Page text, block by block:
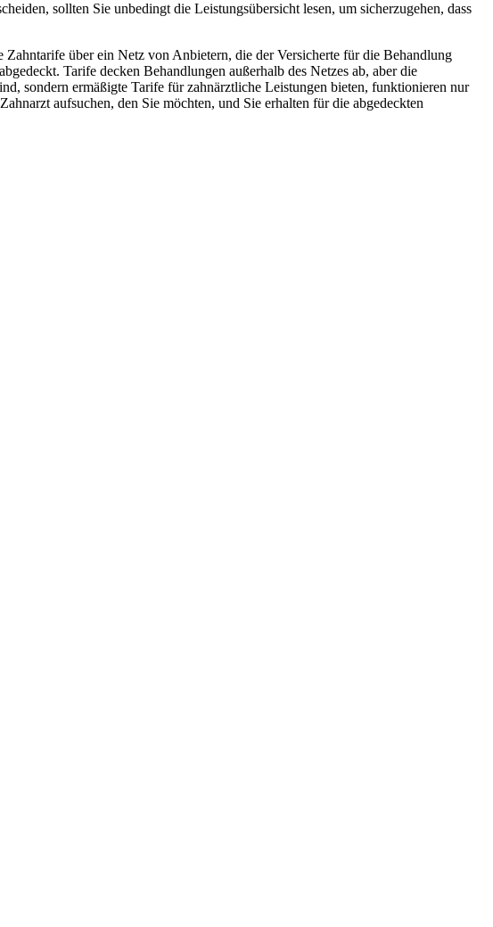
sollten Sie unbedingt die Leistungsübersicht lesen, um sicherzugehen, dass
Zahntarife über ein Netz von Anbietern, die der Versicherte für die Behandlung
Tarife decken Behandlungen außerhalb des Netzes ab, aber die
sondern ermäßigte Tarife für zahnärztliche Leistungen bieten, funktionieren nur
aufsuchen, den Sie möchten, und Sie erhalten für die abgedeckten